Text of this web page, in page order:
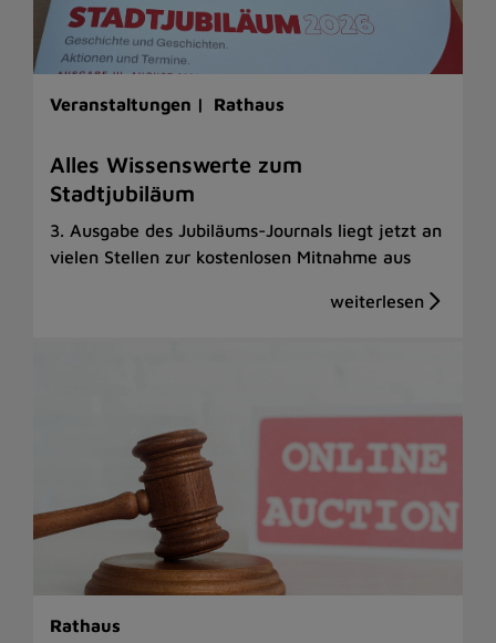
Veranstaltungen | Rathaus
Alles Wissenswerte zum
Stadtjubiläum
3. Ausgabe des Jubiläums-Journals liegt jetzt an
vielen Stellen zur kostenlosen Mitnahme aus
Rathaus